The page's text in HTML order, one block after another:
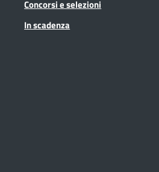
Concorsi e selezioni
In scadenza